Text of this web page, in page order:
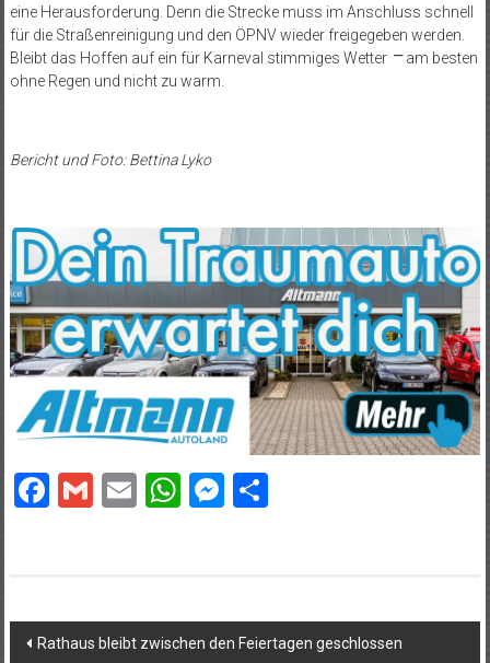
eine Herausforderung. Denn die Strecke muss im Anschluss schnell
für die Straßenreinigung und den ÖPNV wieder freigegeben werden.
Bleibt das Hoffen auf ein für Karneval stimmiges Wetter ⎻am besten
ohne Regen und nicht zu warm.
Bericht und Foto: Bettina Lyko
Facebook
Gmail
EmailWhatsApp
Messenger
Teilen
Beitragsnavigation
Rathaus bleibt zwischen den Feiertagen geschlossen